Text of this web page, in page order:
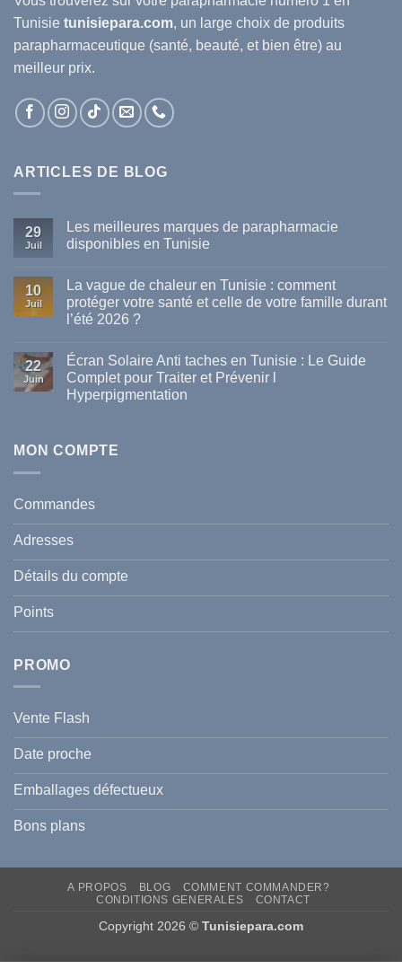
Tunisie tunisiepara.com, un large choix de produits
parapharmaceutique (santé, beauté, et bien être) au
meilleur prix.
ARTICLES DE BLOG
29
Juil
Les meilleures marques de parapharmacie
disponibles en Tunisie
sur
meilleures
marques
disponibles
en
Tunisie
10
Juil
La vague de chaleur en Tunisie : comment
protéger votre santé et celle de votre famille durant
l’été 2026 ?
sur
La
vague
de
comment
et
celle
de
votre
famille
durant
l’été
2026
?
22
Juin
Écran Solaire Anti taches en Tunisie : Le Guide
Complet pour Traiter et Prévenir l
Hyperpigmentation
Écran
Tunisie
Guide
Traiter
Prévenir
MON COMPTE
Commandes
Adresses
Détails du compte
Points
PROMO
Vente Flash
Date proche
Emballages défectueux
Bons plans
A PROPOS BLOG
COMMENT COMMANDER?
CONDITIONS GENERALES
CONTACT
Copyright 2026 © Tunisiepara.com